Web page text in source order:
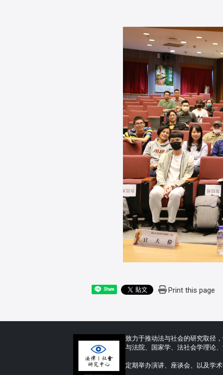
Share Print this page
致力于推动法与社会的研究取径
与法院、国家学、法社会学理论
定期举办演讲、座谈会、以及学